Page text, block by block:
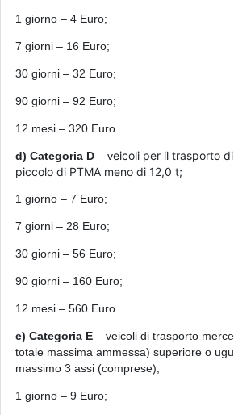
1 giorno – 4 Euro;
7 giorni – 16 Euro;
30 giorni – 32 Euro;
90 giorni – 92 Euro;
12 mesi – 320 Euro.
d) Categoria D– veicoli per il trasporto
piccolo di PTMA meno di 12,0 t;
1 giorno – 7 Euro;
7 giorni – 28 Euro;
30 giorni – 56 Euro;
90 giorni – 160 Euro;
12 mesi – 560 Euro.
e) Categoria E– veicoli di trasporto
totale massima ammessa) superiore o
massimo 3 assi (comprese);
1 giorno – 9 Euro;